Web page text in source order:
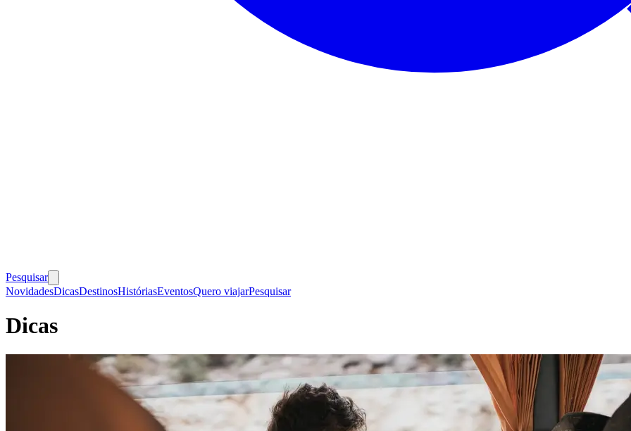
Pesquisar
NovidadesDicasDestinosHistóriasEventosQuero viajarPesquisar
Dicas